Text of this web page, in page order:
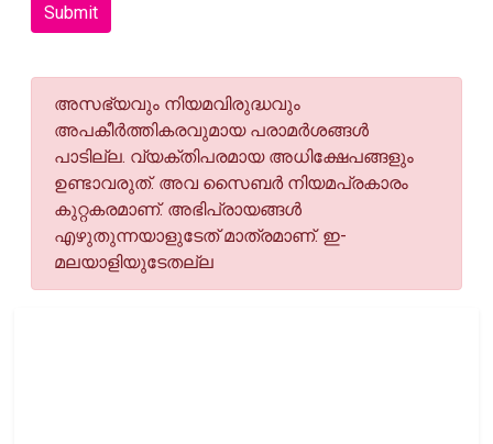
Submit
അസഭ്യവും നിയമവിരുദ്ധവും
അപകീര്‍ത്തികരവുമായ പരാമര്‍ശങ്ങള്‍
പാടില്ല. വ്യക്തിപരമായ അധിക്ഷേപങ്ങളും
ഉണ്ടാവരുത്. അവ സൈബര്‍ നിയമപ്രകാരം
കുറ്റകരമാണ്. അഭിപ്രായങ്ങള്‍
എഴുതുന്നയാളുടേത് മാത്രമാണ്. ഇ-
മലയാളിയുടേതല്ല